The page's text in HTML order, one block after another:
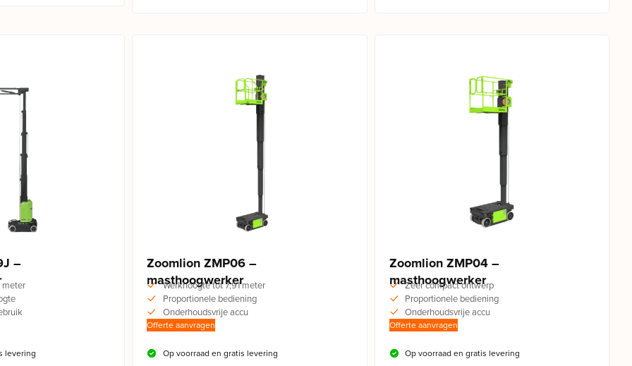
–
meter
levering
Zoomlion ZMP06 –
masthoogwerker
Werkhoogte tot 7,91 meter
Proportionele bediening
Onderhoudsvrije accu
Offerte aanvragen
Op voorraad en gratis levering
Zoomlion ZMP04 –
masthoogwerker
Zeer compact ontwerp
Proportionele bediening
Onderhoudsvrije accu
Offerte aanvragen
Op voorraad en gratis levering